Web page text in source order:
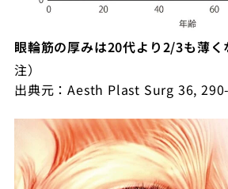
眼輪筋の厚みは20代より2/3も薄く
注）
出典元：Aesth Plast Surg 36,